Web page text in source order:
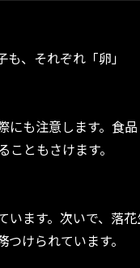
、それぞれ「卵」
にも注意します。食品
ともさけます。
います。次いで、落
けられています。